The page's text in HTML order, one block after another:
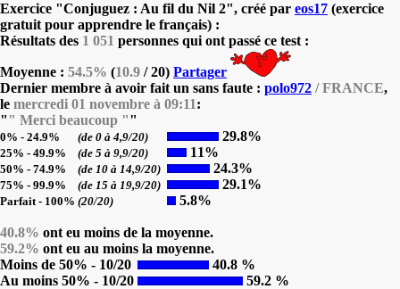
Exercice "Conjuguez : Au fil du Nil 2", créé par eos17 (exercice
gratuit pour apprendre le français) :
Résultats des 1 051 personnes qui ont passé ce test :
Moyenne : 54.5% (10.9 / 20) Partager
Dernier membre à avoir fait un sans faute : polo972 / FRANCE,
le mercredi 01 novembre à 09:11:
" " Merci beaucoup ""
0% - 24.9% (de 0 à 4,9/20) 29.8%
25% - 49.9% (de 5 à 9,9/20) 11%
50% - 74.9% (de 10 à 14,9/20) 24.3%
75% - 99.9% (de 15 à 19,9/20) 29.1%
Parfait - 100% (20/20) 5.8%
40.8% ont eu moins de la moyenne.
59.2% ont eu au moins la moyenne.
Moins de 50% - 10/20
40.8 %
Au moins 50% - 10/20
59.2 %